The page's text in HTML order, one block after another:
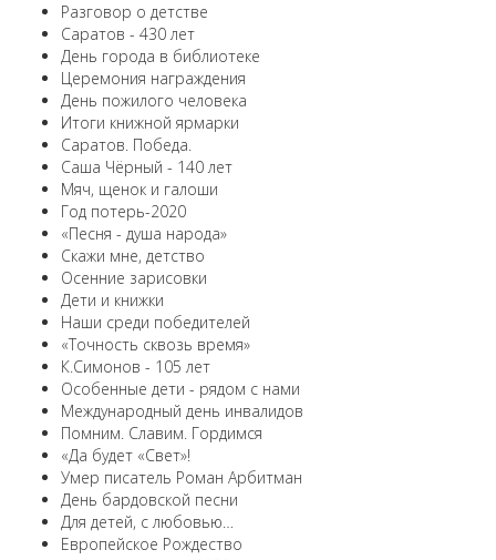
Разговор о детстве
Саратов - 430 лет
День города в библиотеке
Церемония награждения
День пожилого человека
Итоги книжной ярмарки
Саратов. Победа.
Саша Чёрный - 140 лет
Мяч, щенок и галоши
Год потерь-2020
«Песня - душа народа»
Скажи мне, детство
Осенние зарисовки
Дети и книжки
Наши среди победителей
«Точность сквозь время»
К.Симонов - 105 лет
Особенные дети - рядом с нами
Международный день инвалидов
Помним. Славим. Гордимся
«Да будет «Свет»!
Умер писатель Роман Арбитман
День бардовской песни
Для детей, с любовью…
Европейскоe Рождество